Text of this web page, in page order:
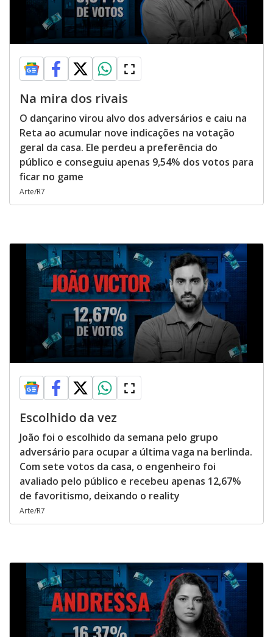
Na mira dos rivais
O dançarino virou alvo dos adversários e caiu na
Reta ao acumular nove indicações na votação
geral da casa. Ele perdeu a preferência do
público e conseguiu apenas 9,54% dos votos para
ficar no game
Arte/R7
Escolhido da vez
João foi o escolhido da semana pelo grupo
adversário para ocupar a última vaga na berlinda.
Com sete votos da casa, o engenheiro foi
avaliado pelo público e recebeu apenas 12,67%
de favoritismo, deixando o reality
Arte/R7